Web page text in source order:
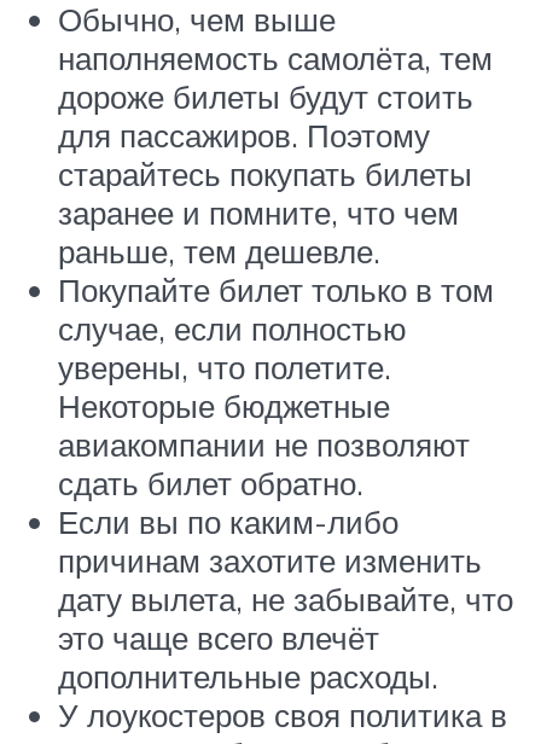
Обычно, чем выше
наполняемость самолёта, тем
дороже билеты будут стоить
для пассажиров. Поэтому
старайтесь покупать билеты
заранее и помните, что чем
раньше, тем дешевле.
Покупайте билет только в том
случае, если полностью
уверены, что полетите.
Некоторые бюджетные
авиакомпании не позволяют
сдать билет обратно.
Если вы по каким-либо
причинам захотите изменить
дату вылета, не забывайте, что
это чаще всего влечёт
дополнительные расходы.
У лоукостеров своя политика в